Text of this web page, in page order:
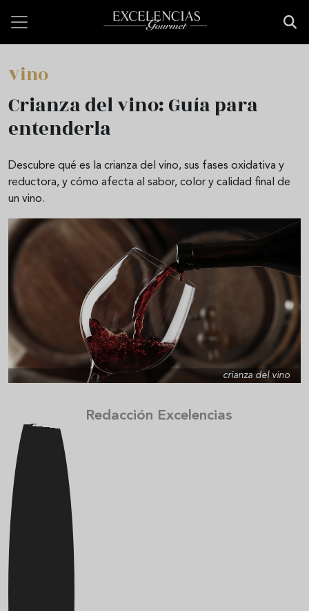
Vino
Crianza del vino: Guía para
entenderla
Descubre qué es la crianza del vino, sus fases oxidativa y
reductora, y cómo afecta al sabor, color y calidad final de
un vino.
crianza del vino
Redacción Excelencias